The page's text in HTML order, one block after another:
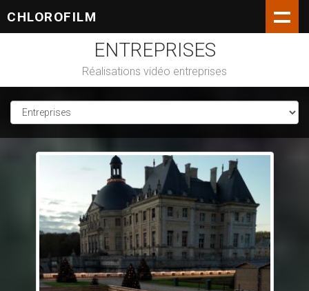
CHLOROFILM
ENTREPRISES
Réalisations vidéo entreprises